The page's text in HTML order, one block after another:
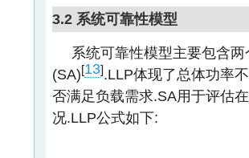
3.2 系统可靠性模型
系统可靠性模型主要包含
(SA)[13].LLP体现了总体功率
否满足负载需求.SA用于评估
况.LLP公式如下: